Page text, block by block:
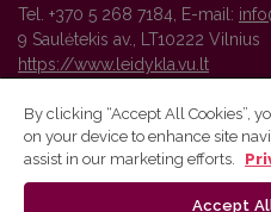
Tel. +370 5 268 7184, E-mail:
9 Saulėtekis av., LT10222 Vilnius
https://www.leidykla.vu.lt
Vilnius University Press
By clicking “Accept All Cookies”,
on your device to enhance site
assist in our marketing efforts.
Accept